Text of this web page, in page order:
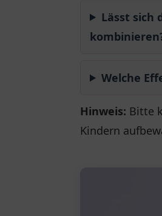
Lässt sich
Welche
Hinweis: Bitte
Kindern